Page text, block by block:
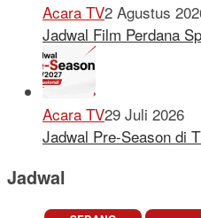
Acara TV2 Agustus
Jadwal Film Perdana
Acara TV29 Juli 2026
Jadwal Pre-Season di
Jadwal